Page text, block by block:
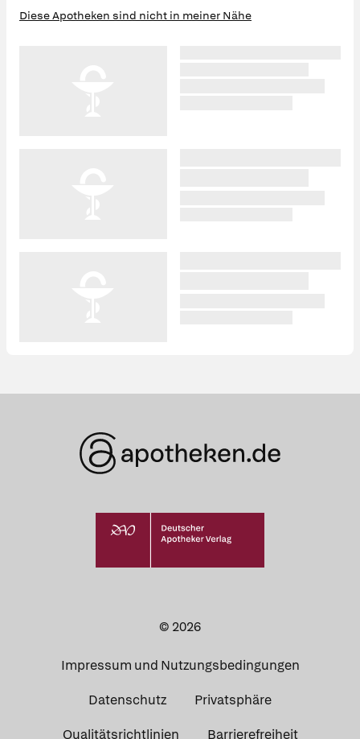
Diese Apotheken sind nicht in meiner Nähe
© 2026
Impressum und Nutzungsbedingungen
Datenschutz Privatsphäre
Qualitätsrichtlinien Barrierefreiheit